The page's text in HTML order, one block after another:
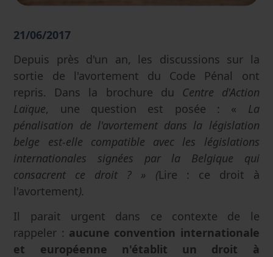
21/06/2017
Depuis près d'un an, les discussions sur la
sortie de l'avortement du Code Pénal ont
repris. Dans la brochure du Centre d'Action
Laïque, une question est posée : « La
pénalisation de l'avortement dans la législation
belge est-elle compatible avec les législations
internationales signées par la Belgique qui
consacrent ce droit ? » (Lire : ce droit à
l'avortement).
Il parait urgent dans ce contexte de le
rappeler : aucune convention internationale
et européenne n'établit un droit à